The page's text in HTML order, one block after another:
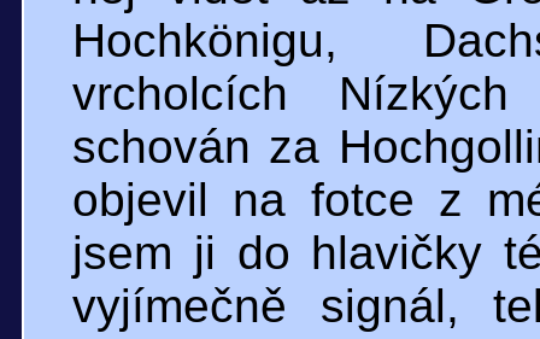
Hochkönigu,
vrcholcích
schován za
objevil na fotce z
jsem ji do hlavičky
vyjímečně signál,